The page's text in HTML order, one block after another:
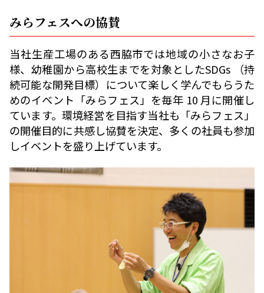
みらフェスへの協賛
当社生産工場のある西脇市では地域の小さなお子
様、幼稚園から高校生までを対象としたSDGs （持
続可能な開発目標）について楽しく学んでもらうた
めのイベント「みらフェス」を毎年 10 月に開催し
ています。環境経営を目指す当社も「みらフェス」
の開催目的に共感し協賛を決定、多くの社員も参加
しイベントを盛り上げています。